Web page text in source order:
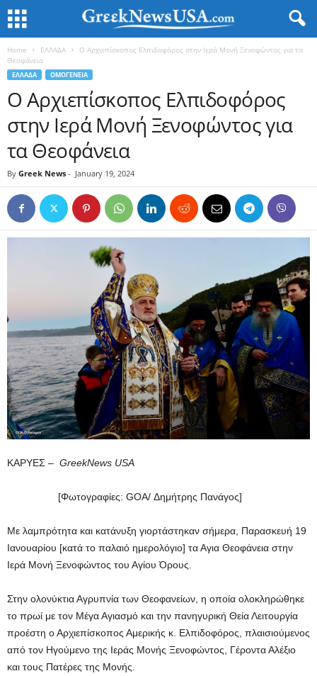
Home ΕΛΛΑΔΑ
Ο Αρχιεπίσκοπος Ελπιδοφόρος στην Ιερά Μονή Ξενοφώντος για τα
Θεοφάνεια
ΕΛΛΑΔΑ ΟΜΟΓΕΝΕΙΑ
Ο Αρχιεπίσκοπος Ελπιδοφόρος
στην Ιερά Μονή Ξενοφώντος για
τα Θεοφάνεια
By Greek News - January 19, 2024
ΚΑΡΥΕΣ – GreekNews USA
[Φωτογραφίες: GOA/ Δημήτρης Πανάγος]
Με λαμπρότητα και κατάνυξη γιορτάστηκαν σήμερα, Παρασκευή 19
Ιανουαρίου [κατά το παλαιό ημερολόγιο] τα Αγια Θεοφάνεια στην
Ιερά Μονή Ξενοφώντος του Αγίου Όρους.
Στην ολονύκτια Αγρυπνία των Θεοφανείων, η οποία ολοκληρώθηκε
το πρωί με τον Μέγα Αγιασμό και την πανηγυρική Θεία Λειτουργία
προέστη ο Αρχιεπίσκοπος Αμερικής κ. Ελπιδοφόρος, πλαισιούμενος
από τον Ηγούμενο της Ιεράς Μονής Ξενοφώντος, Γέροντα Αλέξιο
και τους Πατέρες της Μονής.